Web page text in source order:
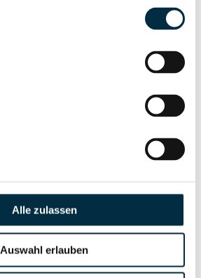
Alle zulassen
Auswahl erlauben
Vollständiges
Unternehmensprofil
anfragen